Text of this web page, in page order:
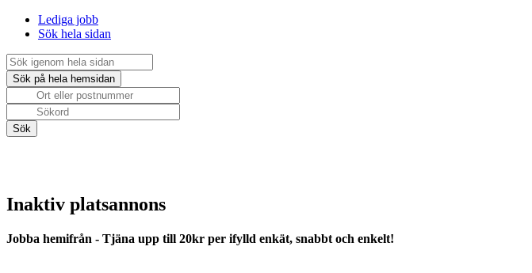
Lediga jobb
Sök hela sidan
Inaktiv platsannons
Jobba hemifrån - Tjäna upp till 20kr per ifylld enkät, snabbt och enkelt!